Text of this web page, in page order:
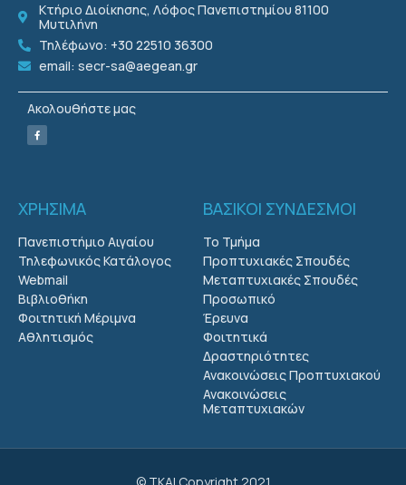
Κτήριο Διοίκησης, Λόφος Πανεπιστημίου 81100
Μυτιλήνη
Τηλέφωνο: +30 22510 36300
email: secr-sa@aegean.gr
Ακολουθήστε μας
ΧΡΗΣΙΜΑ
Πανεπιστήμιο Αιγαίου
Τηλεφωνικός Κατάλογος
Webmail
Βιβλιοθήκη
Φοιτητική Μέριμνα
Αθλητισμός
ΒΑΣΙΚΟΙ ΣΥΝΔΕΣΜΟΙ
Το Τμήμα
Προπτυχιακές Σπουδές
Μεταπτυχιακές Σπουδές
Προσωπικό
Έρευνα
Φοιτητικά
Δραστηριότητες
Ανακοινώσεις Προπτυχιακού
Ανακοινώσεις
Μεταπτυχιακών